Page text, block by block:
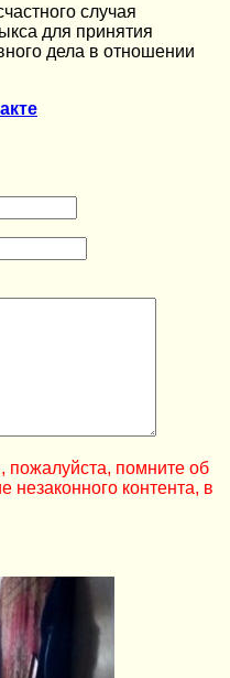
случая
для принятия
дела в отношении
пожалуйста, помните об
незаконного контента, в